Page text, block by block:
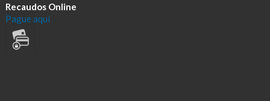
Recaudos Online
Pague aquí